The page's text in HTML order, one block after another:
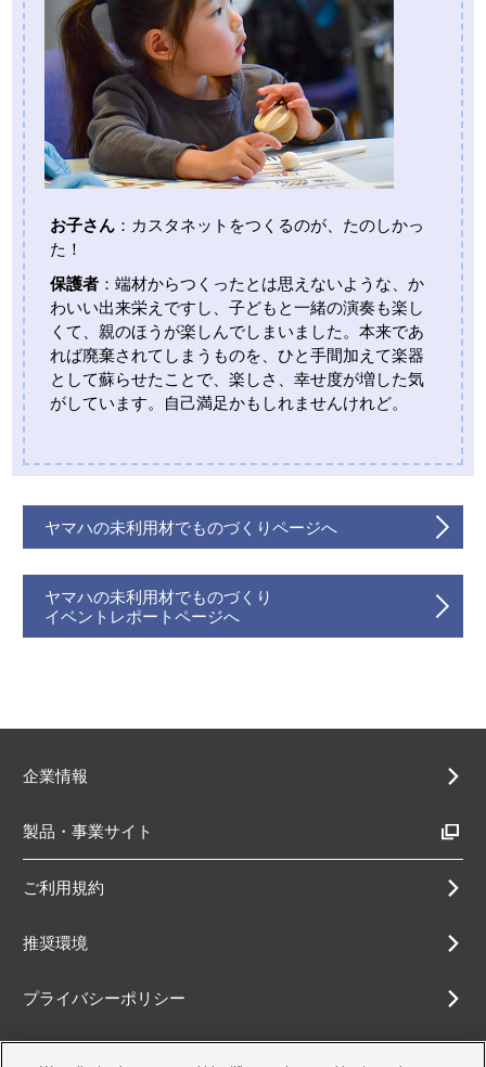
お子さん：カスタネットをつくるのが、たのしかっ
た！
保護者：端材からつくったとは思えないような、か
わいい出来栄えですし、子どもと一緒の演奏も楽し
くて、親のほうが楽しんでしまいました。本来であ
れば廃棄されてしまうものを、ひと手間加えて楽器
として蘇らせたことで、楽しさ、幸せ度が増した気
がしています。自己満足かもしれませんけれど。
ヤマハの未利用材でものづくりページへ
ヤマハの未利用材でものづくり
イベントレポートページへ
企業情報
製品・事業サイト
ご利用規約
推奨環境
プライバシーポリシー